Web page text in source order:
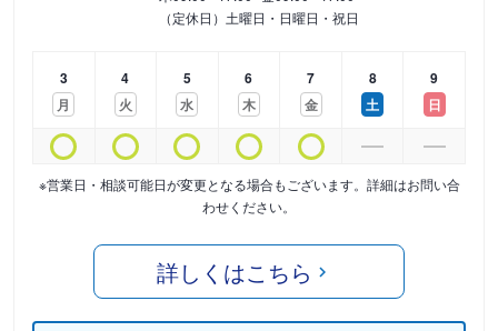
（定休日）土曜日・日曜日・祝日
3
月
4
火
5
水
6
木
7
金
8
土
9
日
※営業日・相談可能日が変更となる場合もございます。詳細はお問い合
わせください。
詳しくはこちら